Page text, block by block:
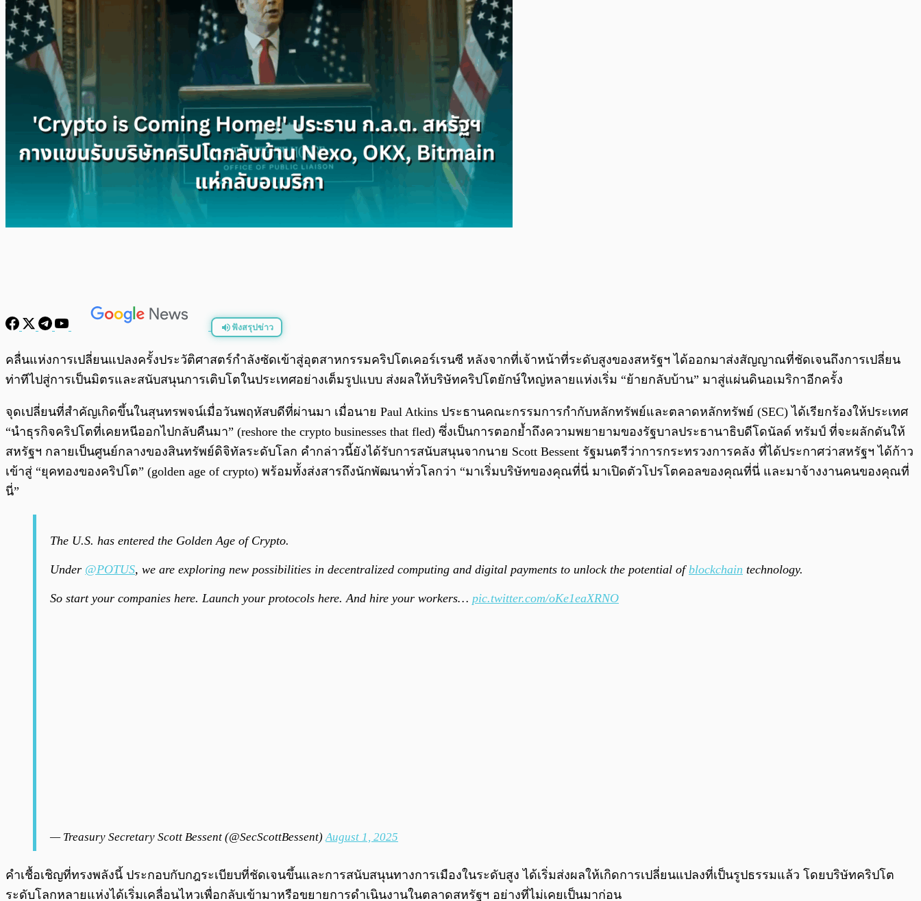
ฟังสรุปข่าว
พร้อมเล่น 0:00
คลื่นแห่งการเปลี่ยนแปลงครั้งประวัติศาสตร์กำลังซัดเข้าสู่อุตสาหกรรมคริปโตเคอร์เรนซี หลังจากที่เจ้าหน้าที่ระดับสูงของสหรัฐฯ ได้ออกมาส่งสัญญาณที่ชัดเจนถึงการเปลี่ยน
ท่าทีไปสู่การเป็นมิตรและสนับสนุนการเติบโตในประเทศอย่างเต็มรูปแบบ ส่งผลให้บริษัทคริปโตยักษ์ใหญ่หลายแห่งเริ่ม “ย้ายกลับบ้าน” มาสู่แผ่นดินอเมริกาอีกครั้ง
จุดเปลี่ยนที่สำคัญเกิดขึ้นในสุนทรพจน์เมื่อวันพฤหัสบดีที่ผ่านมา เมื่อนาย Paul Atkins ประธานคณะกรรมการกำกับหลักทรัพย์และตลาดหลักทรัพย์ (SEC) ได้เรียกร้องให้ประเทศ
“นำธุรกิจคริปโตที่เคยหนีออกไปกลับคืนมา” (reshore the crypto businesses that fled) ซึ่งเป็นการตอกย้ำถึงความพยายามของรัฐบาลประธานาธิบดีโดนัลด์ ทรัมป์ ที่จะผลักดันให้
สหรัฐฯ กลายเป็นศูนย์กลางของสินทรัพย์ดิจิทัลระดับโลก คำกล่าวนี้ยังได้รับการสนับสนุนจากนาย Scott Bessent รัฐมนตรีว่าการกระทรวงการคลัง ที่ได้ประกาศว่าสหรัฐฯ ได้ก้าว
เข้าสู่ “ยุคทองของคริปโต” (golden age of crypto) พร้อมทั้งส่งสารถึงนักพัฒนาทั่วโลกว่า “มาเริ่มบริษัทของคุณที่นี่ มาเปิดตัวโปรโตคอลของคุณที่นี่ และมาจ้างงานคนของคุณที่
นี่”
The U.S. has entered the Golden Age of Crypto.
Under @POTUS, we are exploring new possibilities in decentralized computing and digital payments to unlock the potential ofblockchain technology.
So start your companies here. Launch your protocols here. And hire your workers… pic.twitter.com/oKe1eaXRNO
— Treasury Secretary Scott Bessent (@SecScottBessent)August 1, 2025
คำเชื้อเชิญที่ทรงพลังนี้ ประกอบกับกฎระเบียบที่ชัดเจนขึ้นและการสนับสนุนทางการเมืองในระดับสูง ได้เริ่มส่งผลให้เกิดการเปลี่ยนแปลงที่เป็นรูปธรรมแล้ว โดยบริษัทคริปโต
ระดับโลกหลายแห่งได้เริ่มเคลื่อนไหวเพื่อกลับเข้ามาหรือขยายการดำเนินงานในตลาดสหรัฐฯ อย่างที่ไม่เคยเป็นมาก่อน